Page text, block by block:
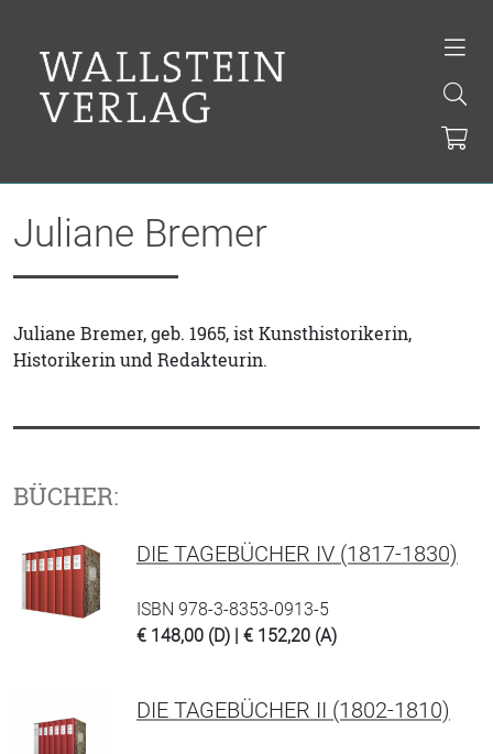
Juliane Bremer
Juliane Bremer, geb. 1965, ist Kunsthistorikerin,
Historikerin und Redakteurin.
BÜCHER:
DIE TAGEBÜCHER IV (1817-1830)
ISBN 978-3-8353-0913-5
€ 148,00 (D) | € 152,20 (A)
DIE TAGEBÜCHER II (1802-1810)